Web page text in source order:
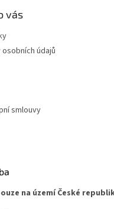
vás
údajů
smlouvy
na území České